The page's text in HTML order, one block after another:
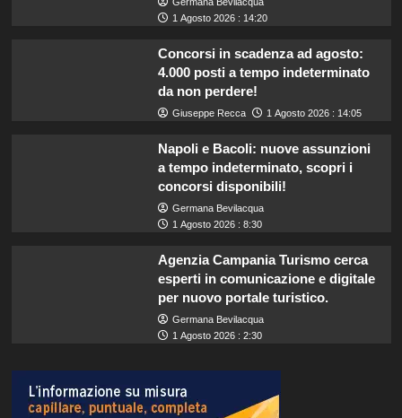
1 Agosto 2026 : 14:20
Concorsi in scadenza ad agosto:
4.000 posti a tempo indeterminato
da non perdere!
Giuseppe Recca 1 Agosto 2026 : 14:05
Napoli e Bacoli: nuove assunzioni
a tempo indeterminato, scopri i
concorsi disponibili!
Germana Bevilacqua
1 Agosto 2026 : 8:30
Agenzia Campania Turismo cerca
esperti in comunicazione e digitale
per nuovo portale turistico.
Germana Bevilacqua
1 Agosto 2026 : 2:30